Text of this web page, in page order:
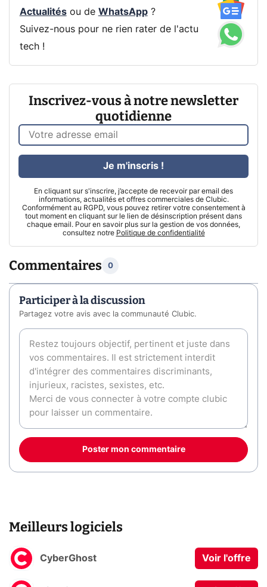
Actualitésou de WhatsApp?
Suivez-nous pour ne rien rater de l'actu
tech !
Inscrivez-vous à notre newsletter
quotidienne
En cliquant sur s'inscrire, j’accepte de recevoir par email des
informations, actualités et offres commerciales de Clubic.
Conformément au RGPD, vous pouvez retirer votre consentement à
tout moment en cliquant sur le lien de désinscription présent dans
chaque email. Pour en savoir plus sur la gestion de vos données,
consultez notre Politique de confidentialité
Je m'inscris !
Commentaires 0
Participer à la discussion
Partagez votre avis avec la communauté Clubic.
Poster mon commentaire
Meilleurs logiciels
CyberGhost Voir l'offre